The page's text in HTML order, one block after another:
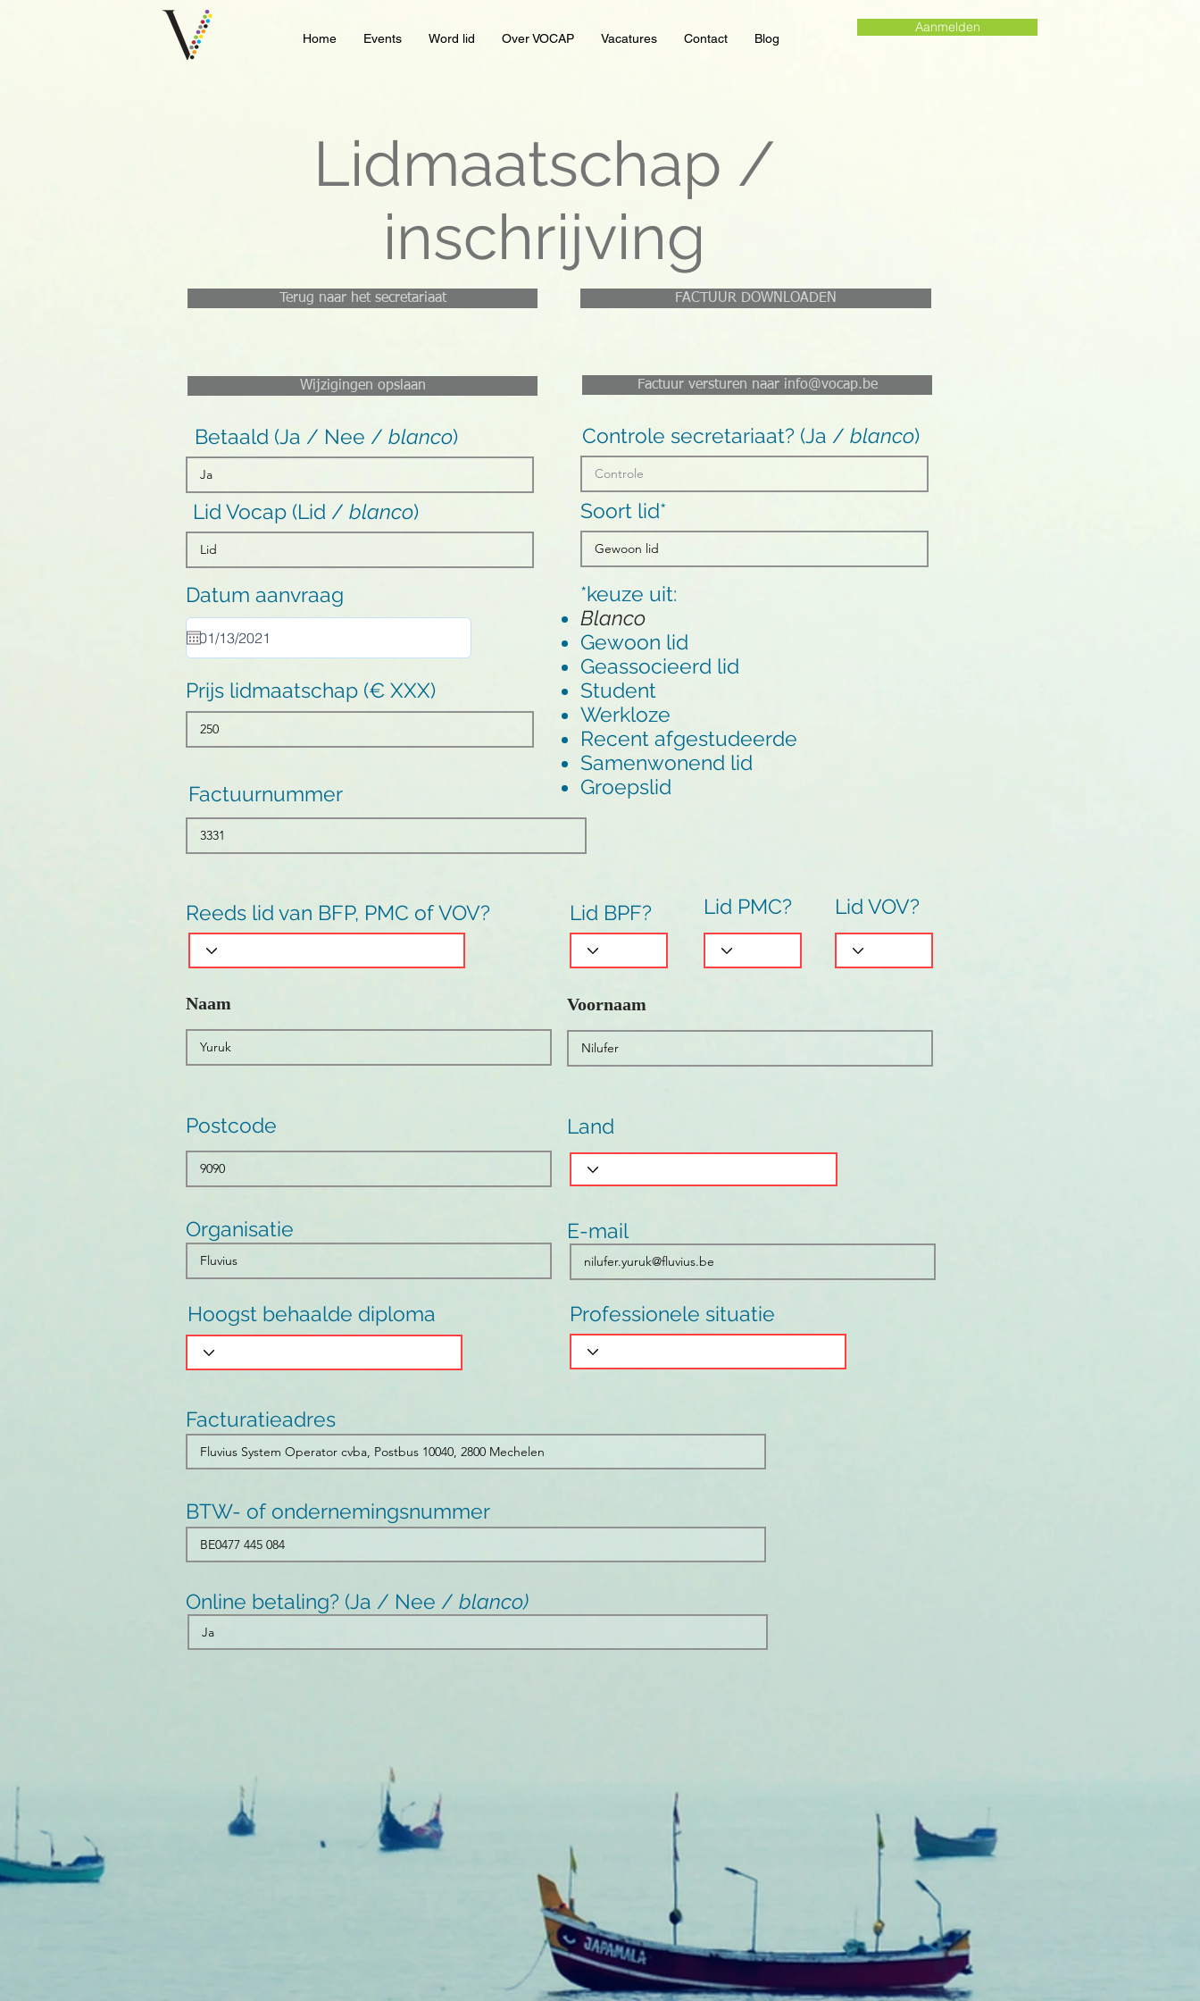
Home Events Word lid Over VOCAP Vacatures Contact Blog
Aanmelden
Lidmaatschap /
inschrijving
Terug naar het secretariaat FACTUUR DOWNLOADEN
Wijzigingen opslaan
Betaald (Ja / Nee / blanco)
Lid Vocap (Lid / blanco)
Datum aanvraag
Prijs lidmaatschap (€ XXX)
Factuurnummer
Factuur versturen naar info@vocap.be
Controle secretariaat? (Ja / blanco)
Soort lid*
*keuze uit:
Blanco
Gewoon lid
Geassocieerd lid
Student
Werkloze
Recent afgestudeerde
Samenwonend lid
Groepslid
Reeds lid van BFP, PMC of VOV? Lid BPF? Lid PMC? Lid VOV?
Naam Voornaam
Postcode
Organisatie
Hoogst behaalde diploma
Land
E-mail
Professionele situatie
Facturatieadres
BTW- of ondernemingsnummer
Online betaling? (Ja / Nee / blanco)